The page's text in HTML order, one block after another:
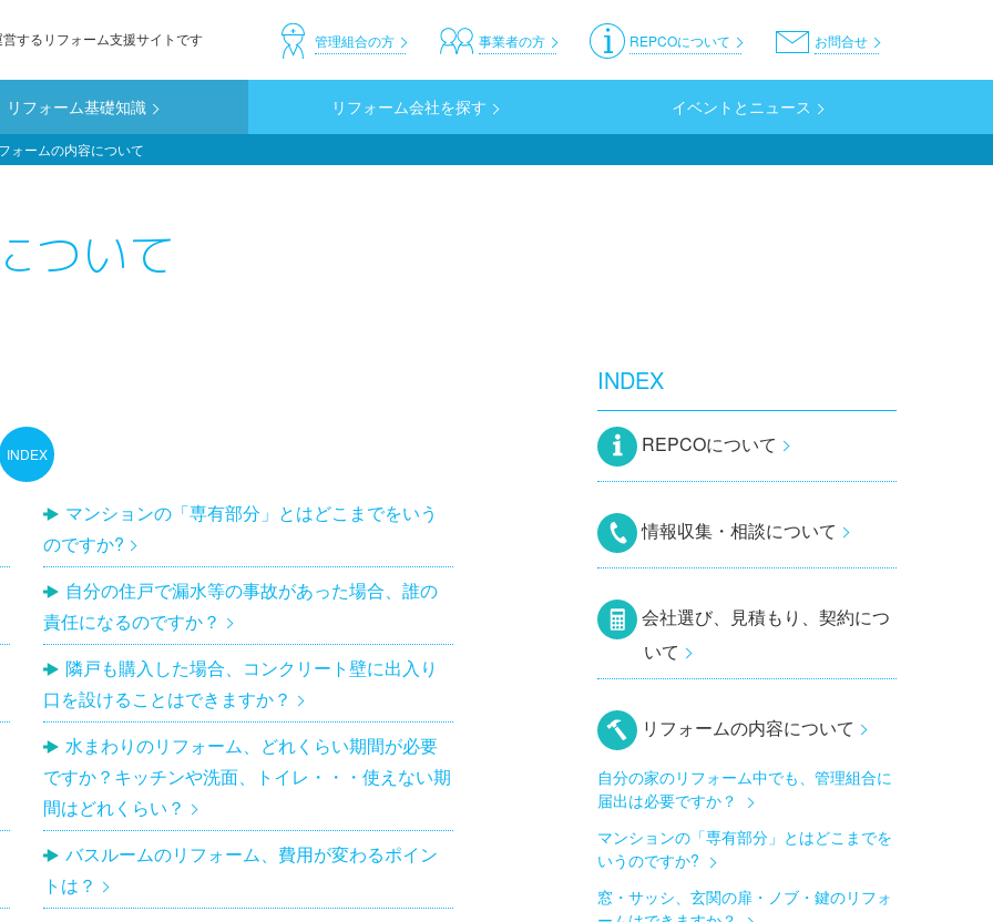
するリフォーム支援サイトです header_customer お問合せ
REPCOについて
事業者の方
管理組合の方
リフォーム基礎知識 リフォーム会社を探す イベントとニュース
ォームの内容について
ついて
マンションの「専有部分」とはどこまでをいう
のですか?
自分の住戸で漏水等の事故があった場合、誰の
責任になるのですか？
隣戸も購入した場合、コンクリート壁に出入り
口を設けることはできますか？
水まわりのリフォーム、どれくらい期間が必要
ですか？キッチンや洗面、トイレ・・・使えない期
間はどれくらい？
バスルームのリフォーム、費用が変わるポイン
トは？
INDEX
REPCOについて
情報収集・相談について
会社選び、見積もり、契約につ
いて
リフォームの内容について
自分の家のリフォーム中でも、管理組合に
届出は必要ですか？
マンションの「専有部分」とはどこまでを
いうのですか?
窓・サッシ、玄関の扉・ノブ・鍵のリフォ